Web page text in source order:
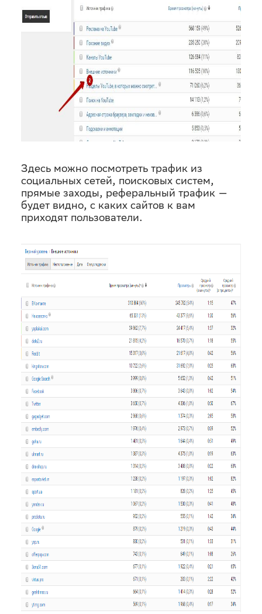
Здесь можно посмотреть трафик из
социальных сетей, поисковых систем,
прямые заходы, реферальный трафик —
будет видно, с каких сайтов к вам
приходят пользователи.